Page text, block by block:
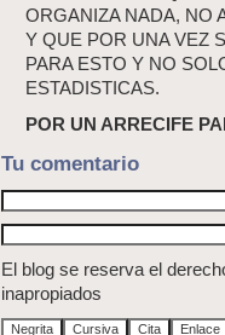
ORGANIZA NADA, NO
Y QUE POR UNA VEZ
PARA ESTO Y NO
ESTADISTICAS.
POR UN ARRECIFE
Tu comentario
El blog se reserva el
inapropiados